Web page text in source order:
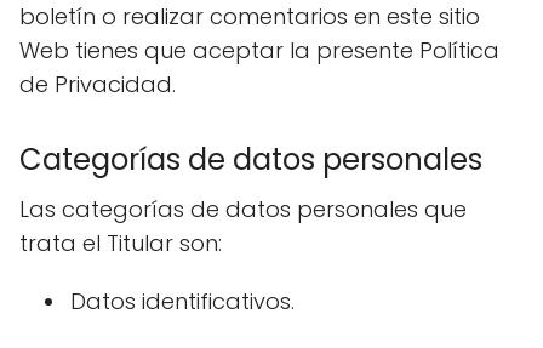
boletín o realizar comentarios en este sitio
Web tienes que aceptar la presente Política
de Privacidad.
Categorías de datos personales
Las categorías de datos personales que
trata el Titular son:
Datos identificativos.